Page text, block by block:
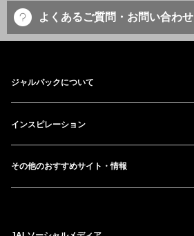
よくあるご質問・お問い合わせ
ジャルパックについて
インスピレーション
その他のおすすめサイト・情報